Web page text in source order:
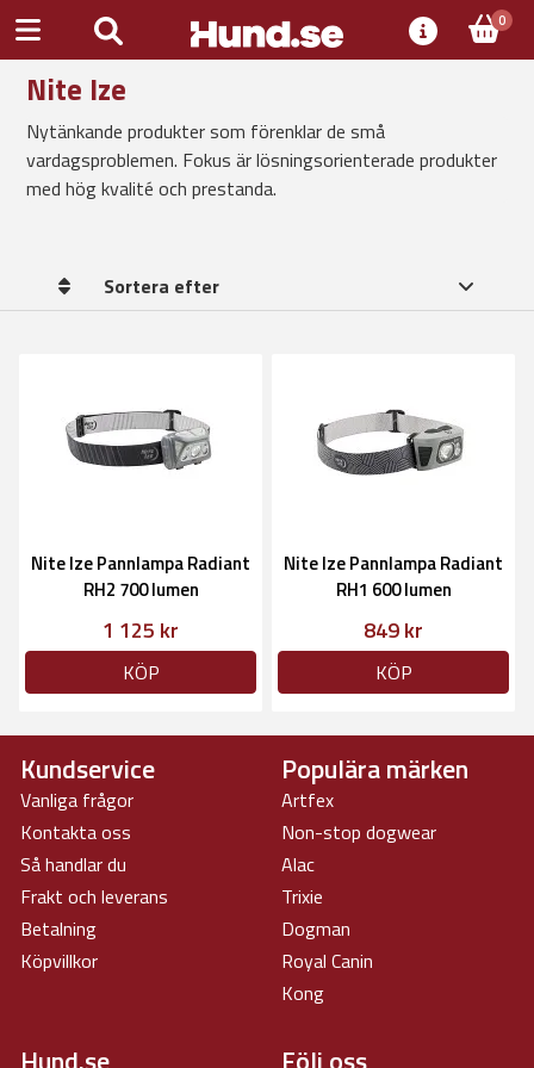
0
Nite Ize
Nytänkande produkter som förenklar de små
vardagsproblemen. Fokus är lösningsorienterade produkter
med hög kvalité och prestanda.
Sortera efter
Nite Ize Pannlampa Radiant
RH2 700 lumen
1 125 kr
KÖP
Nite Ize Pannlampa Radiant
RH1 600 lumen
849 kr
KÖP
Kundservice
Vanliga frågor
Kontakta oss
Så handlar du
Frakt och leverans
Betalning
Köpvillkor
Populära märken
Artfex
Non-stop dogwear
Alac
Trixie
Dogman
Royal Canin
Kong